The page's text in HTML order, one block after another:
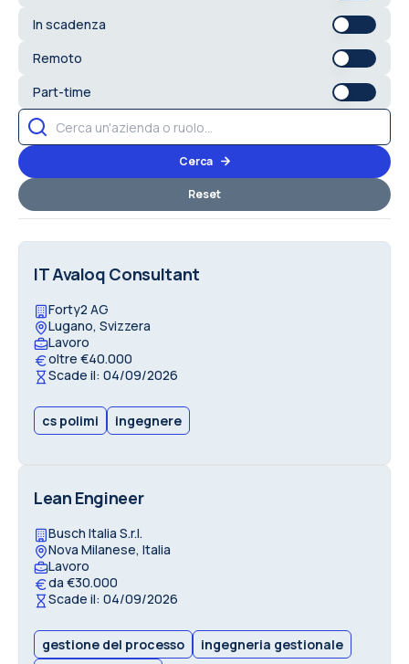
In scadenza
Remoto
Part-time
Cerca
Reset
IT Avaloq Consultant
Forty2 AG
Lugano, Svizzera
Lavoro
oltre €40.000
Scade il: 04/09/2026
cs polimi ingegnere
Lean Engineer
Busch Italia S.r.l.
Nova Milanese, Italia
Lavoro
da €30.000
Scade il: 04/09/2026
gestione del processo
ingegneria gestionale